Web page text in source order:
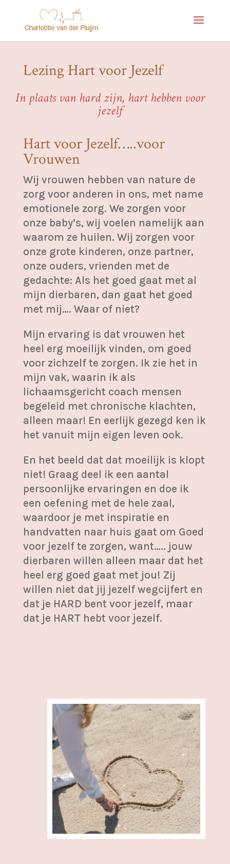
Lezing Hart voor Jezelf
In plaats van hard zijn, hart hebben voor
jezelf
Hart voor Jezelf…..voor
Vrouwen
Wij vrouwen hebben van nature de
zorg voor anderen in ons, met name
emotionele zorg. We zorgen voor
onze baby’s, wij voelen namelijk aan
waarom ze huilen. Wij zorgen voor
onze grote kinderen, onze partner,
onze ouders, vrienden met de
gedachte: Als het goed gaat met al
mijn dierbaren, dan gaat het goed
met mij…. Waar of niet?
Mijn ervaring is dat vrouwen het
heel erg moeilijk vinden, om goed
voor zichzelf te zorgen. Ik zie het in
mijn vak, waarin ik als
lichaamsgericht coach mensen
begeleid met chronische klachten,
alleen maar! En eerlijk gezegd ken ik
het vanuit mijn eigen leven ook.
En het beeld dat dat moeilijk is klopt
niet! Graag deel ik een aantal
persoonlijke ervaringen en doe ik
een oefening met de hele zaal,
waardoor je met inspiratie en
handvatten naar huis gaat om Goed
voor jezelf te zorgen, want….. jouw
dierbaren willen alleen maar dat het
heel erg goed gaat met jou! Zij
willen niet dat jij jezelf wegcijfert en
dat je HARD bent voor jezelf, maar
dat je HART hebt voor jezelf.